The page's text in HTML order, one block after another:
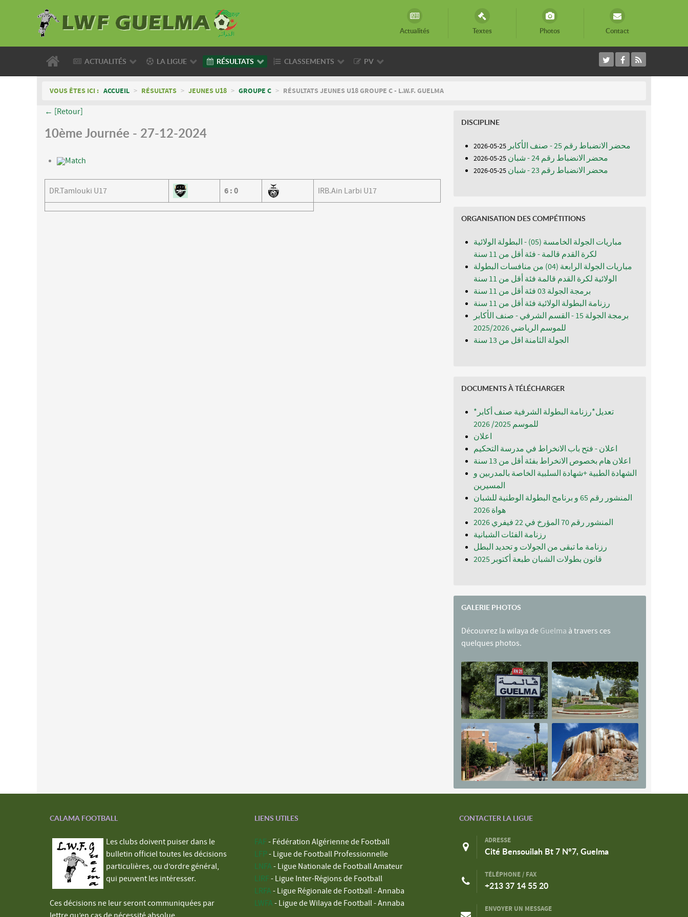
Actualités Textes Photos Contact
ACTUALITÉS LA LIGUE RÉSULTATS CLASSEMENTS PV
VOUS ÊTES ICI : ACCUEIL > RÉSULTATS > JEUNES U18 > GROUPE C > RÉSULTATS JEUNES U18 GROUPE C - L.W.F. GUELMA
← [Retour]
10ème Journée - 27-12-2024
Match
DR.Tamlouki U17 6 : 0 IRB.Ain Larbi U17
DISCIPLINE
محضر الانضباط رقم 25 - صنف الأكابر 25-05-2026
محضر الانضباط رقم 24 - شبان 25-05-2026
محضر الانضباط رقم 23 - شبان 25-05-2026
ORGANISATION DES COMPÉTITIONS
مباريات الجولة الخامسة (05) - البطولة الولائية
لكرة القدم قالمة - فئة أقل من 11 سنة
مباريات الجولة الرابعة (04) من منافسات البطولة
الولائية لكرة القدم قالمة فئة أقل من 11 سنة
برمجة الجولة 03 فئة أقل من 11 سنة
رزنامة البطولة الولائية فئة أقل من 11 سنة
برمجة الجولة 15 - القسم الشرفي - صنف الأكابر
للموسم الرياضي 2025/2026
الجولة الثامنة اقل من 13 سنة
DOCUMENTS À TÉLÉCHARGER
*تعديل*رزنامة البطولة الشرفية صنف أكابر
للموسم 2025/ 2026
اعلان
اعلان - فتح باب الانخراط في مدرسة التحكيم
اعلان هام بخصوص الانخراط بفئة أقل من 13 سنة
الشهادة الطبية +شهادة السلبية الخاصة بالمدربين و
المسيرين
المنشور رقم 65 و برنامج البطولة الوطنية للشبان
المنشور رقم 70 المؤرخ في 22 فيفري 2026
رزنامة الفئات الشبانية
رزنامة ما تبقى من الجولات و تحديد البطل
قانون بطولات الشبان طبعة أكتوبر 2025
GALERIE PHOTOS
Découvrez la wilaya de Guelma à travers ces
quelques photos.
CALAMA FOOTBALL
Les clubs doivent puiser dans le
bulletin officiel toutes les décisions
particulières, ou d’ordre général,
qui peuvent les intéresser.
Ces décisions ne leur seront communiquées par
LIENS UTILES
FAF - Fédération Algérienne de Football
LFP - Ligue de Football Professionnelle
LNFA - Ligue Nationale de Football Amateur
LIRF - Ligue Inter-Régions de Football
LRFA - Ligue Régionale de Football - Annaba
LWFA - Ligue de Wilaya de Football - Annaba
CONTACTER LA LIGUE
ADRESSE
Cité Bensouilah Bt 7 N°7, Guelma
TÉLÉPHONE / FAX
+213 37 14 55 20
ENVOYER UN MESSAGE